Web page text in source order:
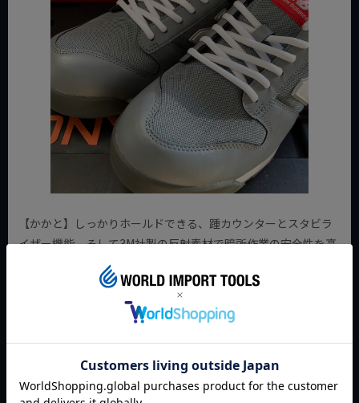
【かかと】しっかりホールドできる、踵カウンターとスタビラ
イザー機能、そして3M社製の反射素材で暗所作業の安全性を高